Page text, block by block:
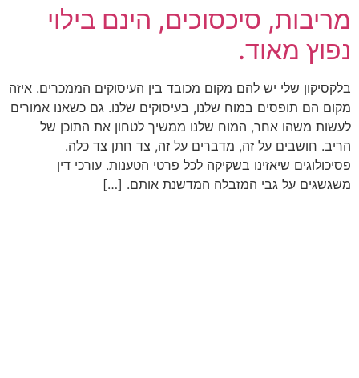
מריבות, סיכסוכים, הינם בילוי
נפוץ מאוד.
בלקסיקון שלי יש להם מקום מכובד בין העיסוקים הממכרים. איזה
מקום הם תופסים במוח שלנו, בעיסוקים שלנו. גם כשאנו אמורים
לעשות משהו אחר, המוח שלנו ממשיך לטחון את התוכן של
הריב. חושבים על זה, מדברים על זה, צד חתן צד כלה.
פסיכולוגים שיאזינו בשקיקה לכל פרטי הטענות. עורכי דין
משגשגים על גבי המזבלה המדשנת אותם. […]